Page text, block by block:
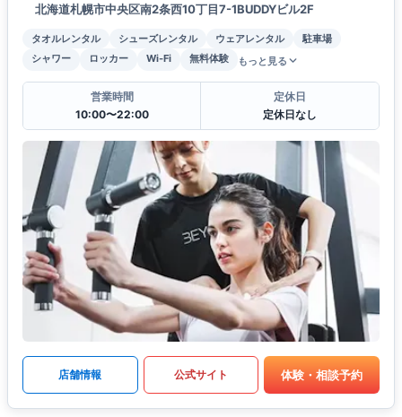
北海道札幌市中央区南2条西10丁目7-1BUDDYビル2F
タオルレンタル シューズレンタル ウェアレンタル
駐車場
シャワー
ロッカー Wi-Fi 無料体験 もっと見る
営業時間
10:00〜22:00
定休日
定休日なし
店舗情報 公式サイト 体験・相談予約